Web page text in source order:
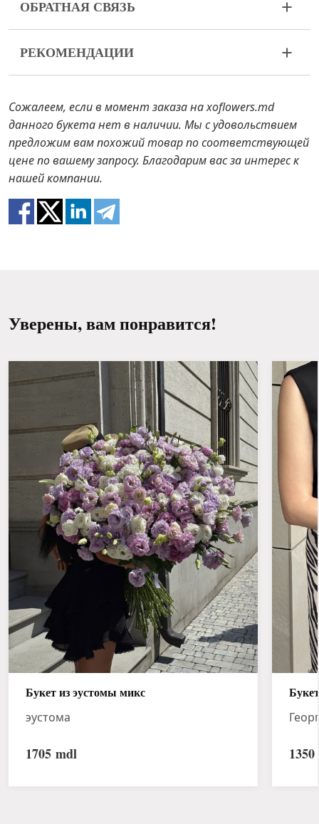
ОБРАТНАЯ СВЯЗЬ
ваша композиция пришла в ненадлежащем виде,
пожалуйста, свяжитесь с нами для решения
В случае, если каких-то составляющих
композиции не будет в наличии, мы предложим
вам варианты замены на аналоги. Также будьте
готовы к тому, что цветы – это живой материал,
картинку.
РЕКОМЕНДАЦИИ
Сожалеем, если в момент заказа на xoflowers.md
данного букета нет в наличии. Мы с удовольствием
предложим вам похожий товар по соответствующей
цене по вашему запросу. Благодарим вас за интерес к
нашей компании.
Уверены, вам понравится!
Букет из эустомы микс
эустома
1705 mdl 1350